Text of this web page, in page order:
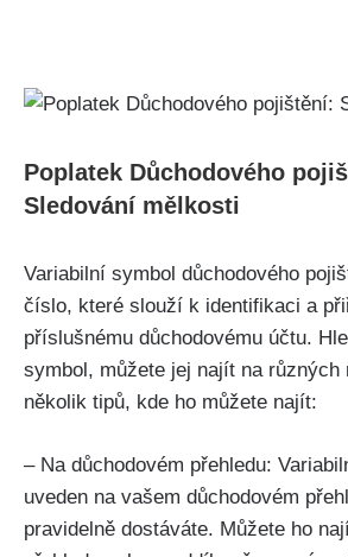
Poplatek Důchodového
Sledování mělkosti
Variabilní symbol důchodového
číslo, které slouží k identifikaci a
příslušnému důchodovému účtu.
symbol, můžete jej najít na různých
několik tipů, kde ho můžete najít:
– Na důchodovém přehledu:
uveden na vašem důchodovém
pravidelně dostáváte. Můžete ho